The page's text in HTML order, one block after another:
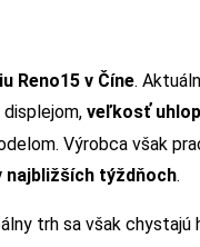
Reno15 v Číne.
veľkosť
Výrobca však
najbližších týždňoch.
trh sa však chystajú